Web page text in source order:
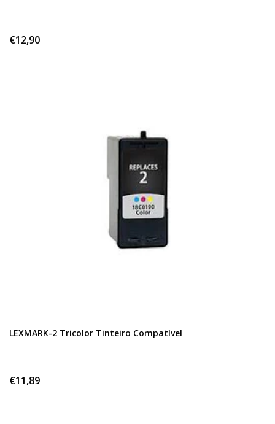
€12,90
LEXMARK-2 Tricolor Tinteiro Compatível
€11,89